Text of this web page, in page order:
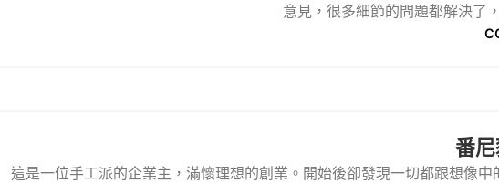
意見，很多細節的問題都解決了
番
這是一位手工派的企業主，滿懷理想的創業。開始後卻發現一切都跟想像